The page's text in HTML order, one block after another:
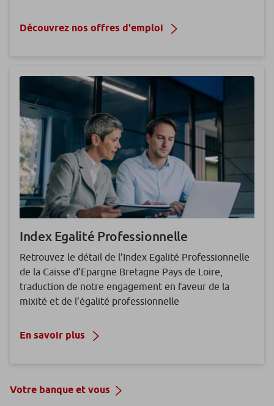
Découvrez nos offres d'emploi
Index Egalité Professionnelle
Retrouvez le détail de l’Index Egalité Professionnelle
de la Caisse d’Epargne Bretagne Pays de Loire,
traduction de notre engagement en faveur de la
mixité et de l’égalité professionnelle
En savoir plus
Votre banque et vous